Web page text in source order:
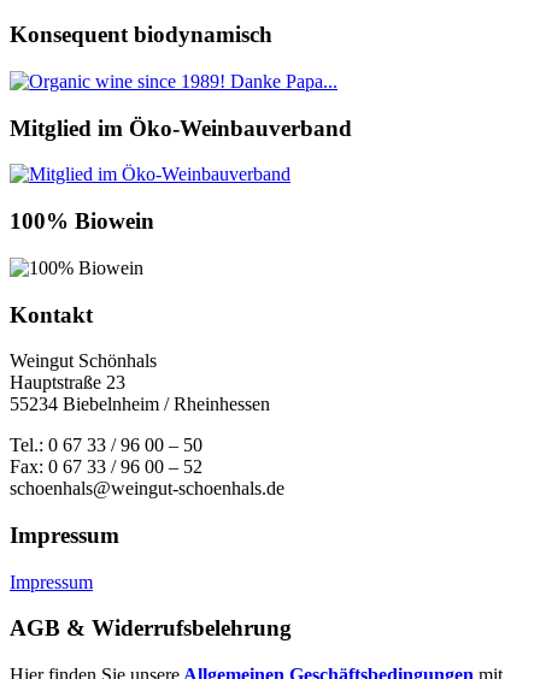
Konsequent biodynamisch
Mitglied im Öko-Weinbauverband
100% Biowein
Kontakt
Weingut Schönhals
Hauptstraße 23
55234 Biebelnheim / Rheinhessen
Tel.: 0 67 33 / 96 00 – 50
Fax: 0 67 33 / 96 00 – 52
schoenhals@weingut-schoenhals.de
Impressum
Impressum
AGB & Widerrufsbelehrung
Hier finden Sie unsere Allgemeinen Geschäftsbedingungen mit